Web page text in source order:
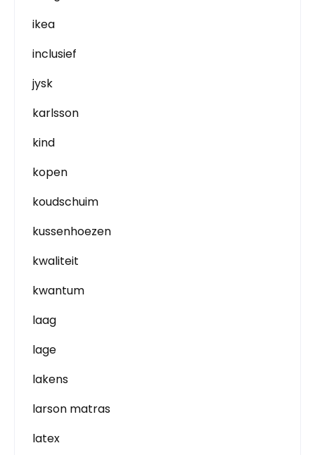
ikea
inclusief
jysk
karlsson
kind
kopen
koudschuim
kussenhoezen
kwaliteit
kwantum
laag
lage
lakens
larson matras
latex